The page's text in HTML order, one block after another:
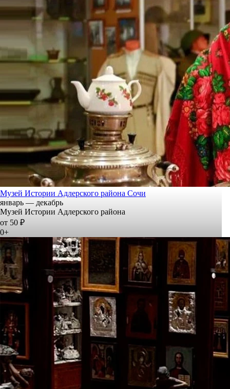
Музей Истории Адлерского района Сочи
январь — декабрь
Музей Истории Адлерского района
от 50 ₽
0+